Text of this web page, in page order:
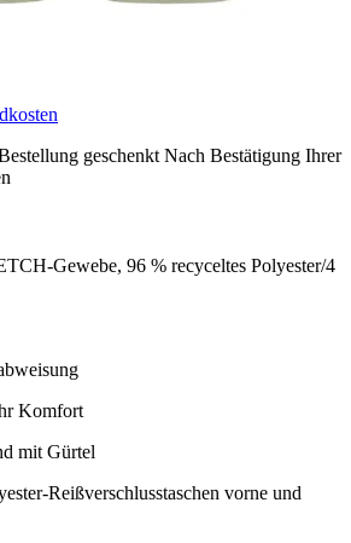
geschenkt Nach Bestätigung Ihrer
Gewebe, 96 % recyceltes Polyester/4
Komfort
mit Gürtel
Reißverschlusstaschen vorne und